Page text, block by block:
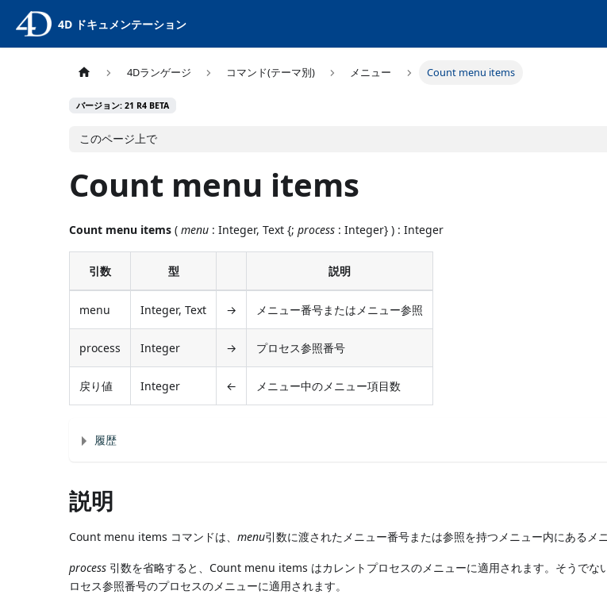
4D ドキュメンテーション
4Dランゲージ コマンド(テーマ別) メニュー Count menu items
バージョン: 21 R4 BETA
このページ上で
Count menu items
Count menu items (menu : Integer, Text {;process : Integer} ) : Integer
引数 型 説明
menu Integer, Text → メニュー番号またはメニュー参照
process Integer → プロセス参照番号
戻り値 Integer ← メニュー中のメニュー項目数
履歴
説明
Count menu items コマンドは、menu引数に渡されたメニュー番号または参照を持つメニュー内にあるメ
process 引数を省略すると、Count menu items はカレントプロセスのメニューに適用されます。そうでな
ロセス参照番号のプロセスのメニューに適用されます。